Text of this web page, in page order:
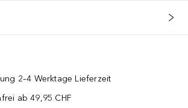
2–4 Werktage Lieferzeit
ab 49,95 CHF